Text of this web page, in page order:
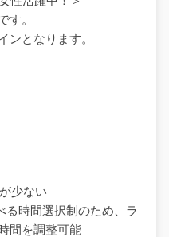
す。
ンとなります。
少ない
時間選択制のため、ラ
間を調整可能